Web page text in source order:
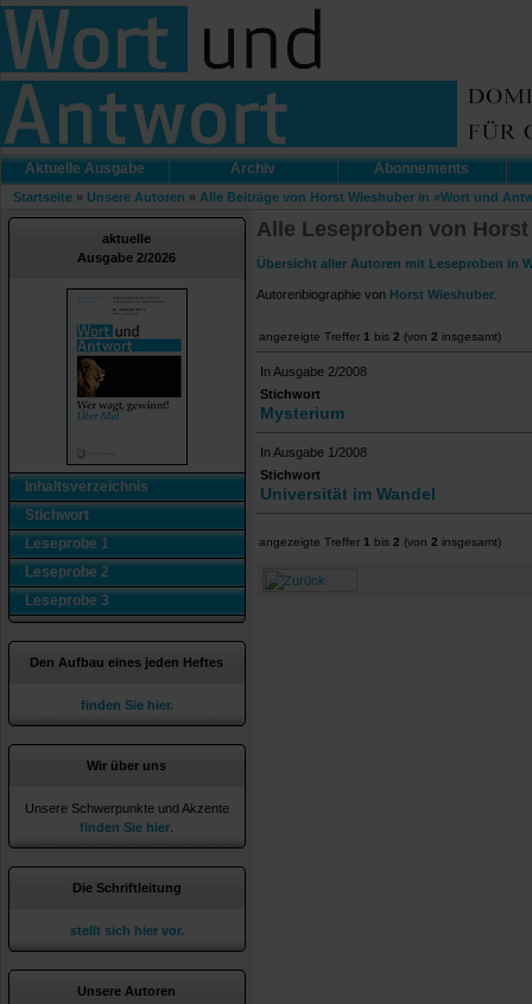
Aktuelle Ausgabe Archiv Abonnements
Startseite » Unsere Autoren » Alle Beiträge von Horst Wieshuber in »Wort und
aktuelle
Ausgabe 2/2026
Inhaltsverzeichnis
Stichwort
Leseprobe 1
Leseprobe 2
Leseprobe 3
Den Aufbau eines jeden Heftes
finden Sie hier.
Wir über uns
Unsere Schwerpunkte und Akzente
finden Sie hier
Die Schriftleitung
stellt sich hier vor.
Unsere Autoren
Alle Leseproben von
Übersicht aller Autoren mit Leseproben in
Autorenbiographie von Horst Wieshuber
angezeigte Treffer 1 bis 2 (von 2 insgesamt)
In Ausgabe 2/2008
Stichwort
Mysterium
In Ausgabe 1/2008
Stichwort
Universität im Wandel
angezeigte Treffer 1 bis 2 (von 2 insgesamt)